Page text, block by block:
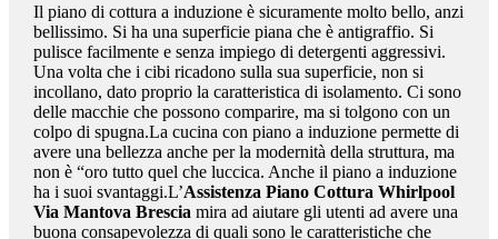
Il piano di cottura a induzione è sicuramente molto bello, anzi
bellissimo. Si ha una superficie piana che è antigraffio. Si
pulisce facilmente e senza impiego di detergenti aggressivi.
Una volta che i cibi ricadono sulla sua superficie, non si
incollano, dato proprio la caratteristica di isolamento. Ci sono
delle macchie che possono comparire, ma si tolgono con un
colpo di spugna.La cucina con piano a induzione permette di
avere una bellezza anche per la modernità della struttura, ma
non è “oro tutto quel che luccica. Anche il piano a induzione
ha i suoi svantaggi.L’Assistenza Piano Cottura Whirlpool
Via Mantova Brescia mira ad aiutare gli utenti ad avere una
buona consapevolezza di quali sono le caratteristiche che